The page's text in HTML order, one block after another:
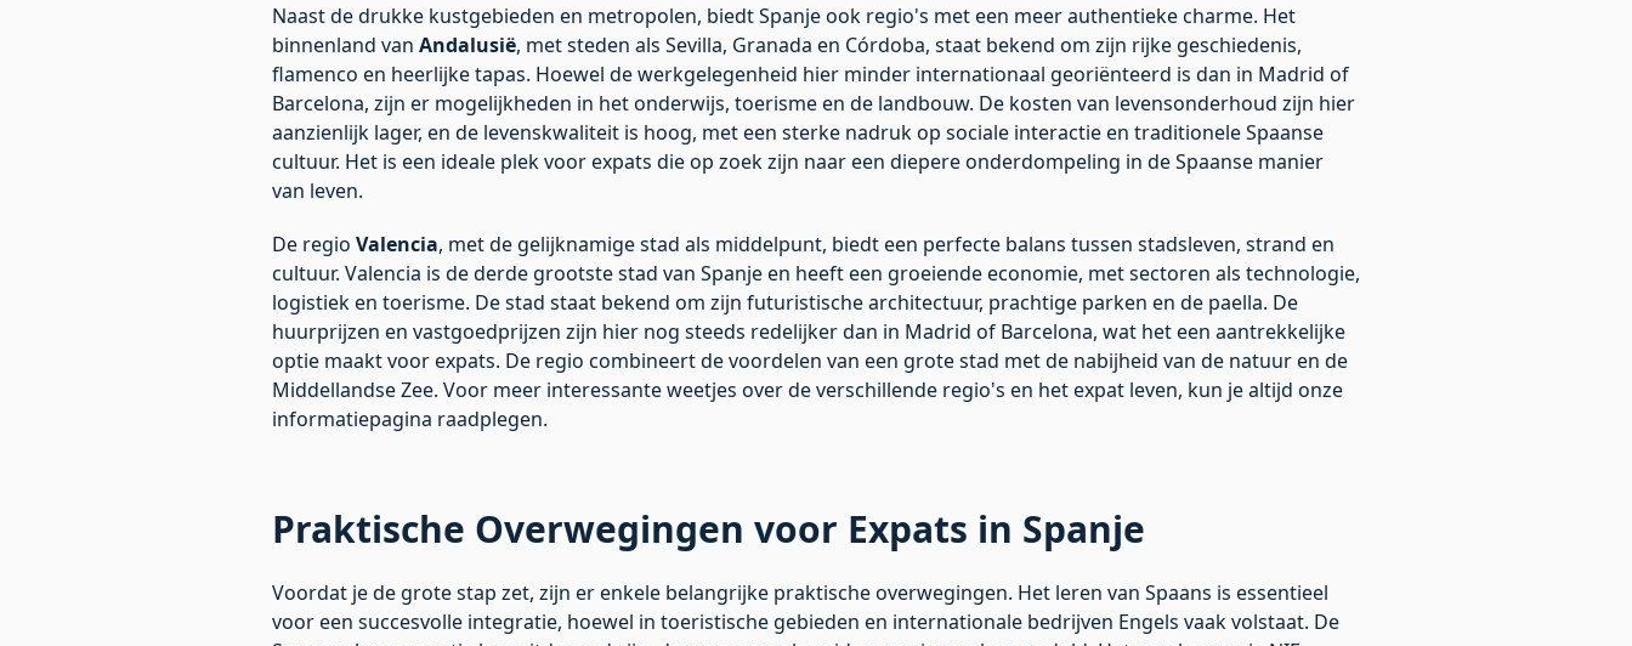
Naast de drukke kustgebieden en metropolen, biedt Spanje ook regio's met een meer authentieke charme. Het
binnenland van Andalusië, met steden als Sevilla, Granada en Córdoba, staat bekend om zijn rijke geschiedenis,
flamenco en heerlijke tapas. Hoewel de werkgelegenheid hier minder internationaal georiënteerd is dan in Madrid of
Barcelona, zijn er mogelijkheden in het onderwijs, toerisme en de landbouw. De kosten van levensonderhoud zijn hier
aanzienlijk lager, en de levenskwaliteit is hoog, met een sterke nadruk op sociale interactie en traditionele Spaanse
cultuur. Het is een ideale plek voor expats die op zoek zijn naar een diepere onderdompeling in de Spaanse manier
van leven.
De regio Valencia, met de gelijknamige stad als middelpunt, biedt een perfecte balans tussen stadsleven, strand en
cultuur. Valencia is de derde grootste stad van Spanje en heeft een groeiende economie, met sectoren als technologie,
logistiek en toerisme. De stad staat bekend om zijn futuristische architectuur, prachtige parken en de paella. De
huurprijzen en vastgoedprijzen zijn hier nog steeds redelijker dan in Madrid of Barcelona, wat het een aantrekkelijke
optie maakt voor expats. De regio combineert de voordelen van een grote stad met de nabijheid van de natuur en de
Middellandse Zee. Voor meer interessante weetjes over de verschillende regio's en het expat leven, kun je altijd onze
informatiepagina raadplegen.
Praktische Overwegingen voor Expats in Spanje
Voordat je de grote stap zet, zijn er enkele belangrijke praktische overwegingen. Het leren van Spaans is essentieel
voor een succesvolle integratie, hoewel in toeristische gebieden en internationale bedrijven Engels vaak volstaat. De